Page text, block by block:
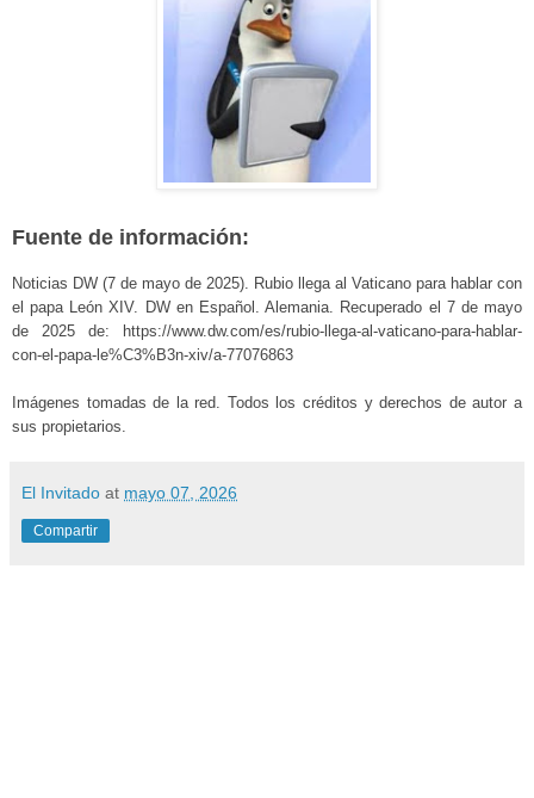
Fuente de información:
Noticias DW (7 de mayo de 2025). Rubio llega al Vaticano para hablar con
el papa León XIV. DW en Español. Alemania. Recuperado el 7 de mayo
de 2025 de: https://www.dw.com/es/rubio-llega-al-vaticano-para-hablar-
con-el-papa-le%C3%B3n-xiv/a-77076863
Imágenes tomadas de la red. Todos los créditos y derechos de autor a
sus propietarios.
El Invitado at mayo 07, 2026
Compartir